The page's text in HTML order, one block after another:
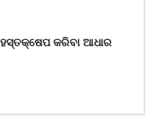
କରିବା ଆଧାର